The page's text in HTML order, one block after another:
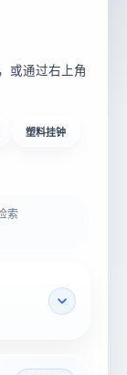
或通过右上角
塑料挂钟
索